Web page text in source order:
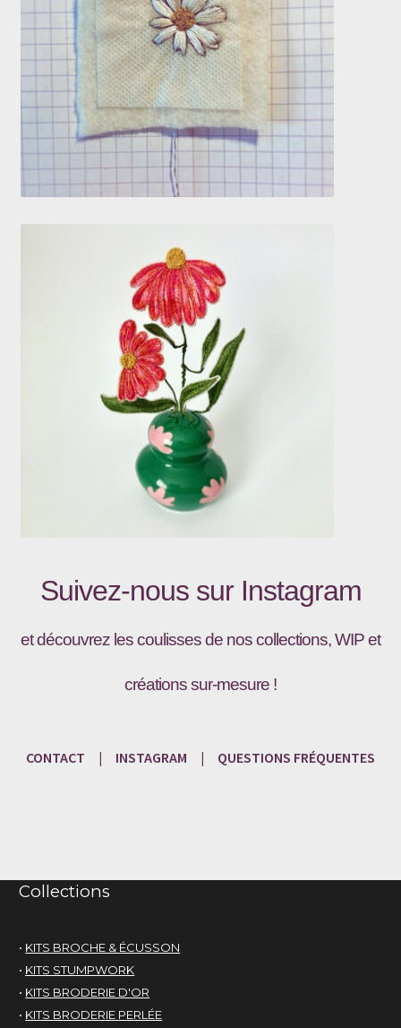
Suivez-nous sur Instagram
et découvrez les coulisses de nos collections, WIP et
créations sur-mesure !
CONTACT | INSTAGRAM | QUESTIONS FRÉQUENTES
Collections
• KITS BROCHE & ÉCUSSON
• KITS STUMPWORK
• KITS BRODERIE D'OR
• KITS BRODERIE PERLÉE